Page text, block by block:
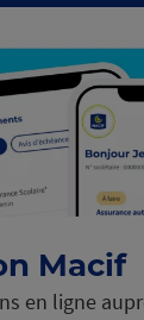
Macif
en ligne